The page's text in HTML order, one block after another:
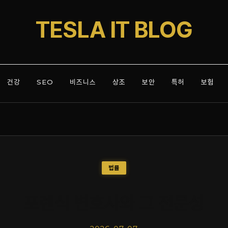
TESLA IT BLOG
건강 SEO 비즈니스 상조 보안 특허 보험
법률